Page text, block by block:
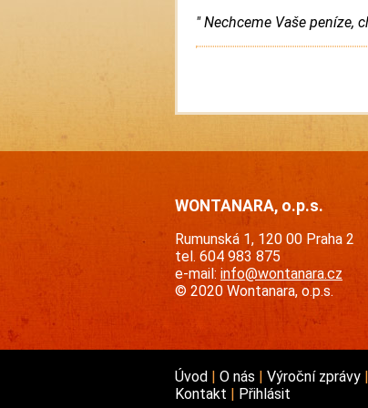
" Nechceme Vaše peníze,
WONTANARA, o.p.s.
Rumunská 1, 120 00 Praha 2
tel. 604 983 875
e-mail: info@wontanara.cz
© 2020 Wontanara, o.p.s.
Úvod O nás Výroční zprávy
Kontakt
Přihlásit